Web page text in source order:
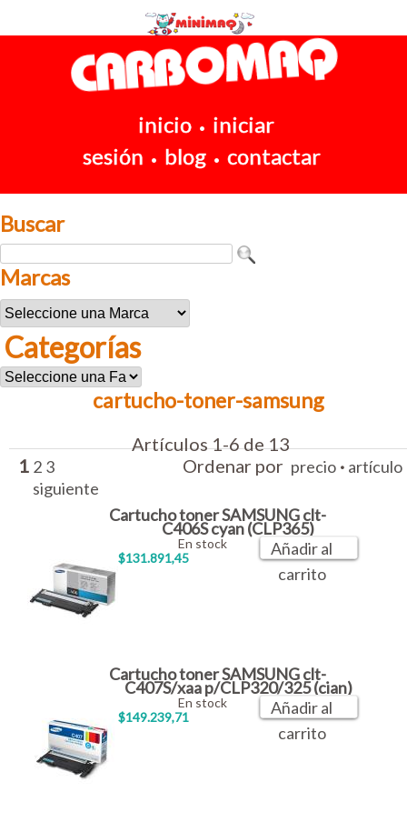
inicio • iniciar
sesión • blog • contactar
Buscar
Marcas
Categorías
cartucho-toner-samsung
Artículos 1-6 de 13
1 2 3
siguiente
Ordenar por precio · artículo
Cartucho toner SAMSUNG clt-
C406S cyan (CLP365)
$131.891,45
En stock
Añadir al
carrito
Cartucho toner SAMSUNG clt-
C407S/xaa p/CLP320/325 (cian)
$149.239,71
En stock
Añadir al
carrito